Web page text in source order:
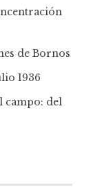
de Bornos
1936
campo: del